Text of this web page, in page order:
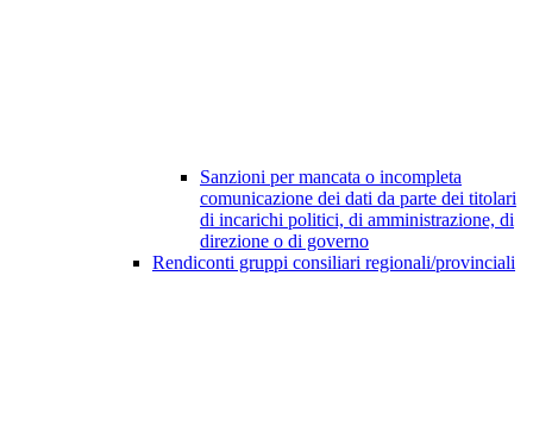
Sanzioni per mancata o incompleta
comunicazione dei dati da parte dei titolari
di incarichi politici, di amministrazione, di
direzione o di governo
Rendiconti gruppi consiliari regionali/provinciali